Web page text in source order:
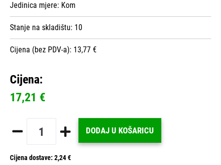
Jedinica mjere: Kom
Stanje na skladištu: 10
Cijena (bez PDV-a): 13,77 €
Cijena:
17,21 €
DODAJ U KOŠARICU
Cijena dostave: 2,24 €